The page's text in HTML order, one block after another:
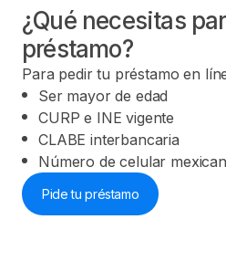
¿Qué necesitas
préstamo?
Para pedir tu préstamo en
Ser mayor de edad
CURP e INE vigente
CLABE interbancaria
Número de celular
Pide tu préstamo